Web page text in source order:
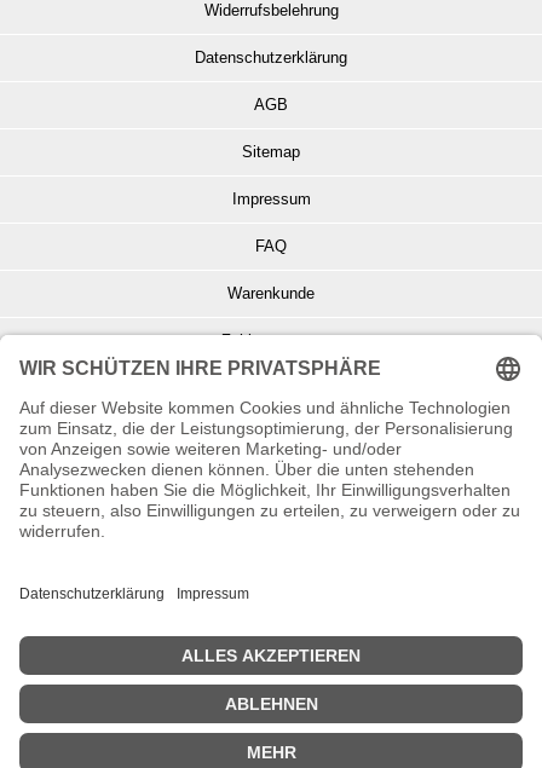
Widerrufsbelehrung
Datenschutzerklärung
AGB
Sitemap
Impressum
FAQ
Warenkunde
Zahlungsarten
Info zu Elektro- u. Elektronikgeräten
Batterieentsorgung
Informationen zur Echtheit von Kundenbewertungen
© Copyright 2026 Wohnambiente-Shop